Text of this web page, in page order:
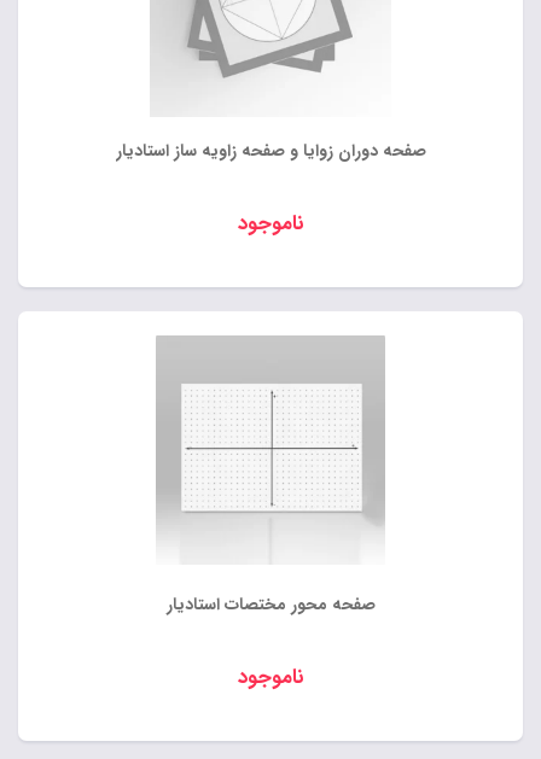
صفحه دوران زوایا و صفحه زاویه ساز استادیار
ناموجود
صفحه محور مختصات استادیار
ناموجود